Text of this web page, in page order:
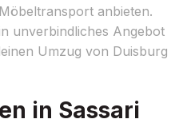
anbieten.
unverbindliches Angebot
Umzug von Duisburg
in Sassari